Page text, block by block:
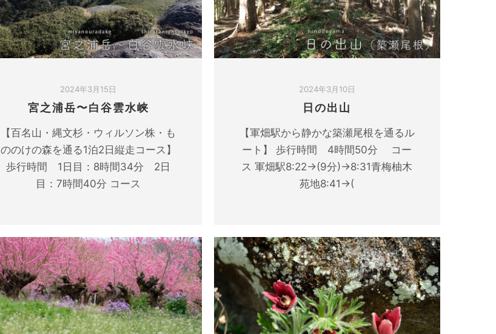
2024年3月15日
宮之浦岳〜白谷雲水峡
【百名山・縄文杉・ウィルソン株・も
ののけの森を通る1泊2日縦走コース】
歩行時間 1日目：8時間34分 2日
目：7時間40分 コース
2024年3月10日
日の出山
【軍畑駅から静かな築瀬尾根を通るル
ート】 歩行時間 4時間50分 コー
ス 軍畑駅8:22→(9分)→8:31青梅柚木
苑地8:41→(